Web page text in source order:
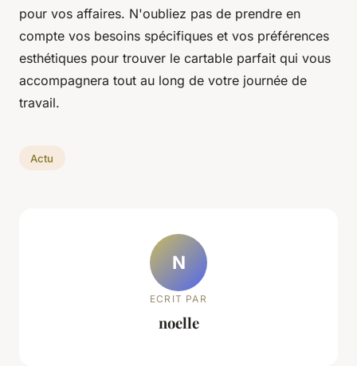
pour vos affaires. N'oubliez pas de prendre en
compte vos besoins spécifiques et vos préférences
esthétiques pour trouver le cartable parfait qui vous
accompagnera tout au long de votre journée de
travail.
Actu
N
ECRIT PAR
noelle